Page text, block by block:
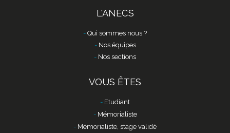
L'ANECS
Qui sommes nous ?
Nos équipes
Nos sections
VOUS ÊTES
Etudiant
Mémorialiste
Mémorialiste, stage validé